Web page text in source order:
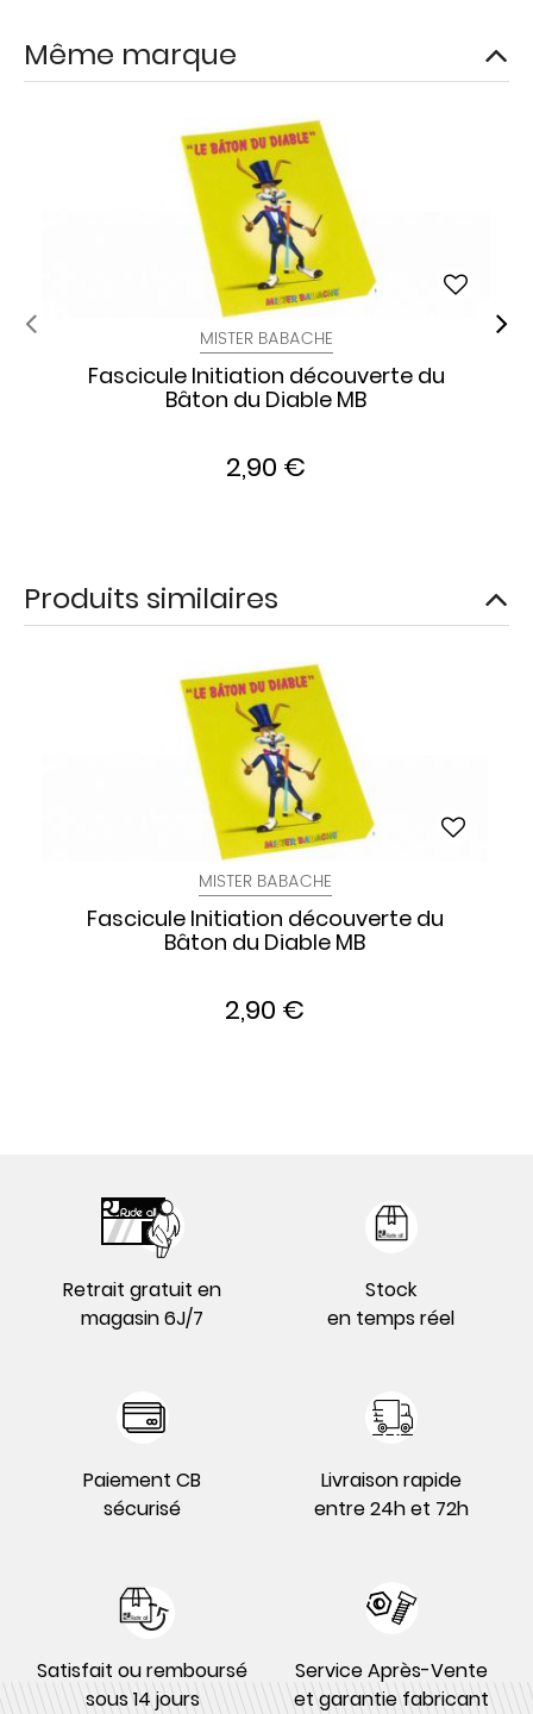
Même marque
MISTER BABACHE
Fascicule Initiation découverte du
Bâton du Diable MB
2,90 €
Produits similaires
MISTER BABACHE
Fascicule Initiation découverte du
Bâton du Diable MB
2,90 €
Retrait gratuit en
magasin 6J/7
Stock
en temps réel
Paiement CB
sécurisé
Livraison rapide
entre 24h et 72h
Satisfait ou remboursé
sous 14 jours
Service Après-Vente
et garantie fabricant